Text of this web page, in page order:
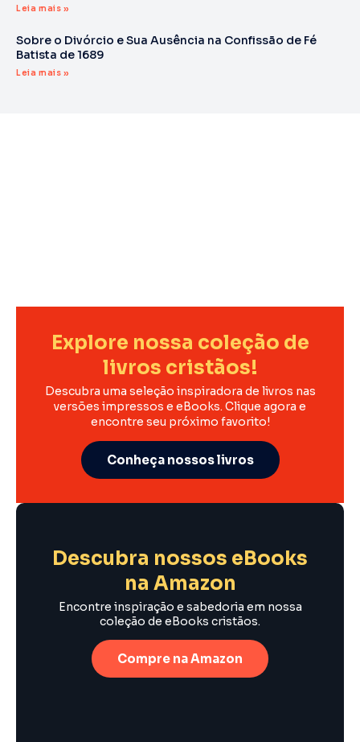
Leia mais »
Sobre o Divórcio e Sua Ausência na Confissão de Fé
Batista de 1689
Leia mais »
Explore nossa coleção de
livros cristãos!
Descubra uma seleção inspiradora de livros nas
versões impressos e eBooks. Clique agora e
encontre seu próximo favorito!
Conheça nossos livros
Descubra nossos eBooks
na Amazon
Encontre inspiração e sabedoria em nossa
coleção de eBooks cristãos.
Compre na Amazon